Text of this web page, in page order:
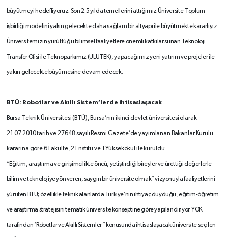
büyütmeyi hedefliyoruz. Son 2.5 yılda temellerini attığımız Üniversite-Toplum
işbirliği modelini yakın gelecekte daha sağlam bir altyapı ile büyütmekte kararlıyız.
Üniversitemizin yürüttüğü bilimsel faaliyetlere önemli katkılar sunan Teknoloji
Transfer Ofisi ile Teknoparkımız (ULUTEK), yapacağımız yeni yatırım ve projeler ile
yakın gelecekte büyümesine devam edecek.
BTÜ: Robotlar ve Akıllı Sistem’lerde ihtisaslaşacak
Bursa Teknik Üniversitesi (BTÜ), Bursa’nın ikinci devlet üniversitesi olarak
21.07.2010 tarih ve 27648 sayılı Resmi Gazete’de yayımlanan Bakanlar Kurulu
kararına göre 6 Fakülte, 2 Enstitü ve 1 Yüksekokul ile kuruldu:
“Eğitim, araştırma ve girişimcilikte öncü, yetiştirdiği bireyler ve ürettiği değerlerle
bilim ve teknolojiye yön veren, saygın bir üniversite olmak” vizyonuyla faaliyetlerini
yürüten BTÜ; özellikle teknik alanlarda Türkiye’nin ihtiyaç duyduğu, eğitim-öğretim
ve araştırma stratejisini tematik üniversite konseptine göre yapılandırıyor. YÖK
tarafından ‘Robotlar ve Akıllı Sistemler” konusunda ihtisaslaşacak üniversite seçilen